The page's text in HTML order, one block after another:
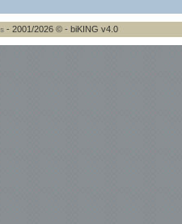
- 2001/2026 © - biKING v4.0